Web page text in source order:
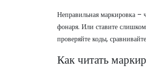
Неправильная маркировка –
фонаря. Или ставите
проверяйте коды,
Как читать